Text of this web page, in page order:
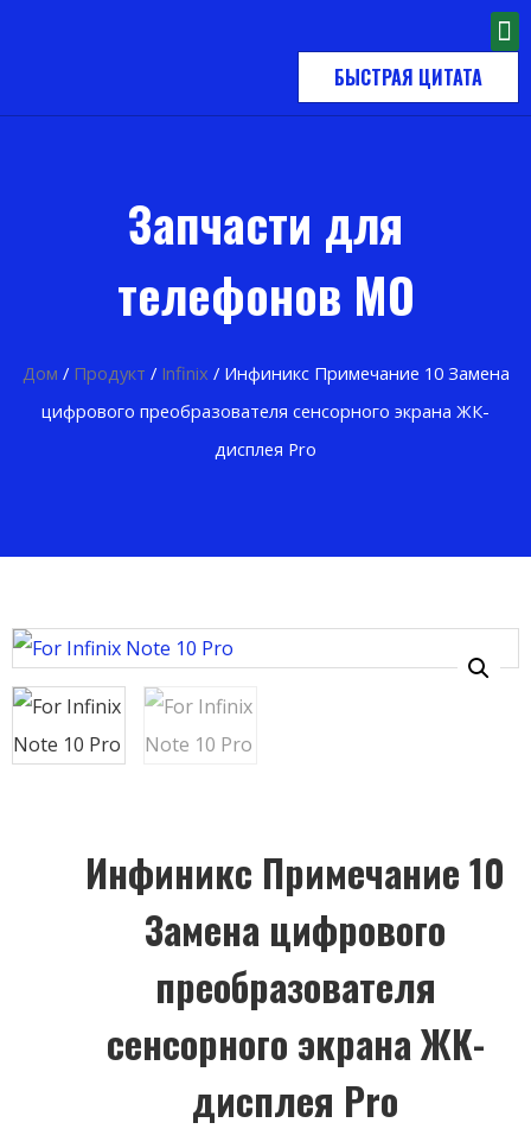
БЫСТРАЯ ЦИТАТА
Запчасти для
телефонов MO
Дом / Продукт / Infinix / Инфиникс Примечание 10 Замена
цифрового преобразователя сенсорного экрана ЖК-
дисплея Pro
Инфиникс Примечание 10
Замена цифрового
преобразователя
сенсорного экрана ЖК-
дисплея Pro